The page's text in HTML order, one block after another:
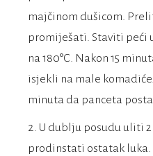
majčinom dušicom.
promiješati. Staviti peći
na 180°C. Nakon 15
isjekli na male
minuta da panceta
U dublju posudu uliti
prodinstati ostatak